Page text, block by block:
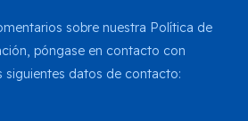
sobre nuestra Política de
póngase en contacto con
siguientes datos de contacto: